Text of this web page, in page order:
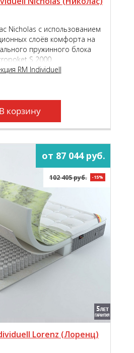
Nicholas с использованием
слоёв комфорта на
пружинного блока
S 2000.
RM Individuell
В корзину
от 87 044 руб.
102 405 руб. -15%
Lorenz (Лоренц)